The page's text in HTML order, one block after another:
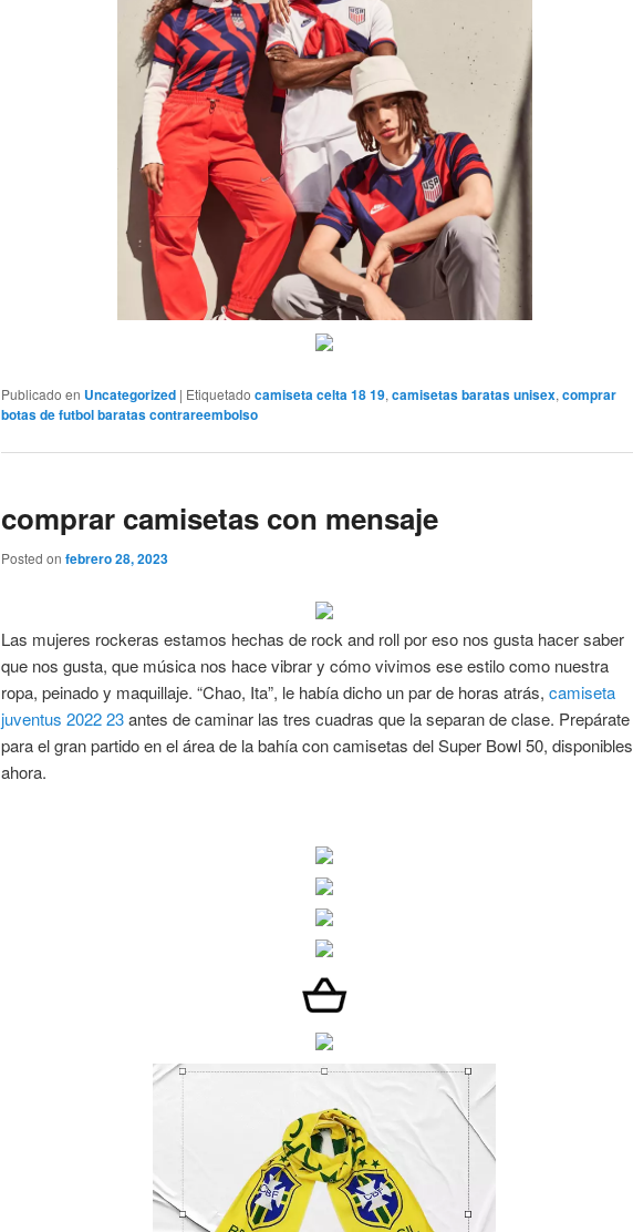
Publicado en Uncategorized | Etiquetado camiseta celta 18 19, camisetas baratas unisex, comprar
botas de futbol baratas contrareembolso
comprar camisetas con mensaje
Posted on febrero 28, 2023
Las mujeres rockeras estamos hechas de rock and roll por eso nos gusta hacer saber
que nos gusta, que música nos hace vibrar y cómo vivimos ese estilo como nuestra
ropa, peinado y maquillaje. “Chao, Ita”, le había dicho un par de horas atrás, camiseta
juventus 2022 23antes de caminar las tres cuadras que la separan de clase. Prepárate
para el gran partido en el área de la bahía con camisetas del Super Bowl 50, disponibles
ahora.